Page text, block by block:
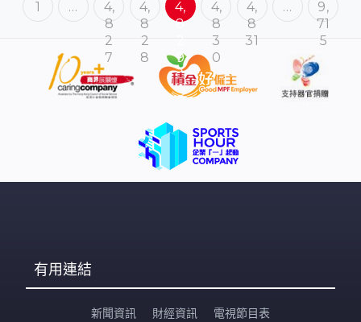
1 …
4,
8
2
7
4,
8
2
8
4,
8
9
4,
8
3
0
4,
8
31
…
9,
71
5
有用連結
新聞資訊 財經資訊 電視節目表